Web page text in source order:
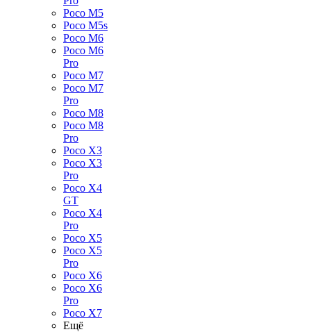
Poco M5
Poco M5s
Poco M6
Poco M6
Pro
Poco M7
Poco M7
Pro
Poco M8
Poco M8
Pro
Poco X3
Poco X3
Pro
Poco X4
GT
Poco X4
Pro
Poco X5
Poco X5
Pro
Poco X6
Poco X6
Pro
Poco X7
Ещё